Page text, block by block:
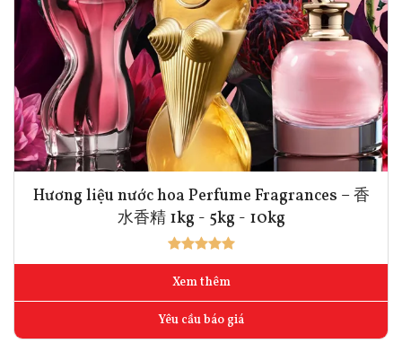
Hương liệu nước hoa Perfume Fragrances – 香
水香精 1kg - 5kg - 10kg
Xem thêm
Yêu cầu báo giá